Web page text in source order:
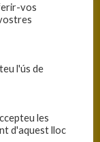
SEGÜENT
vos
l'ús de
les
d'aquest lloc